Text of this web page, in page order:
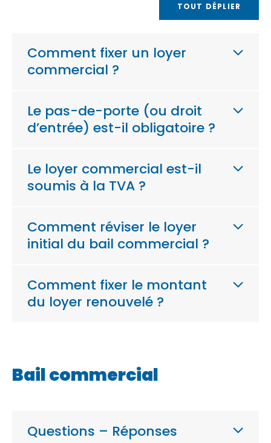
TOUT DÉPLIER
Comment fixer un loyer
commercial ?
Le pas-de-porte (ou droit
d’entrée) est-il obligatoire ?
Le loyer commercial est-il
soumis à la TVA ?
Comment réviser le loyer
initial du bail commercial ?
Comment fixer le montant
du loyer renouvelé ?
Bail commercial
Questions – Réponses